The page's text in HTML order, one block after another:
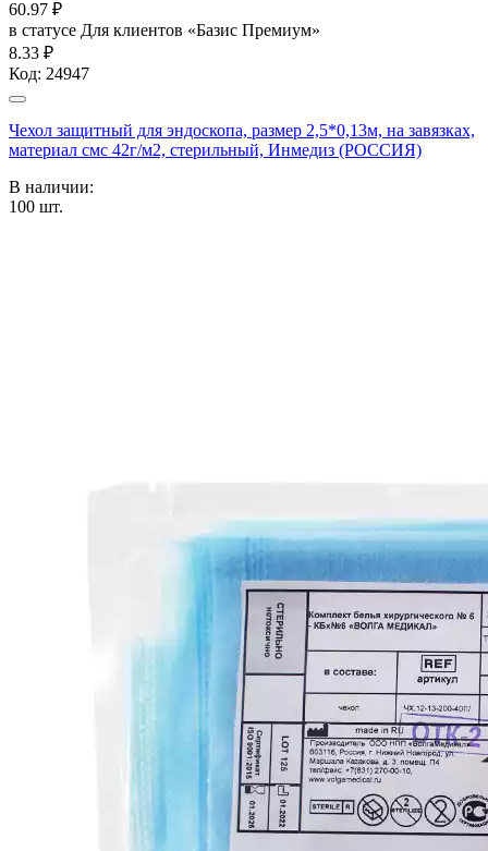
60.97 ₽
в статусе Для клиентов «Базис Премиум»
8.33 ₽
Код: 24947
Чехол защитный для эндоскопа, размер 2,5*0,13м, на завязках,
материал смс 42г/м2, стерильный, Инмедиз (РОССИЯ)
В наличии:
100 шт.